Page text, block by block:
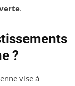
.
?
vise à